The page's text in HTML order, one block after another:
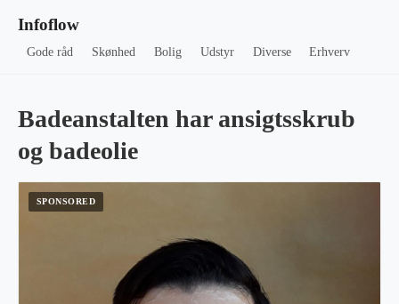
Infoflow
Gode råd Skønhed Bolig Udstyr Diverse Erhverv
Badeanstalten har ansigtsskrub
og badeolie